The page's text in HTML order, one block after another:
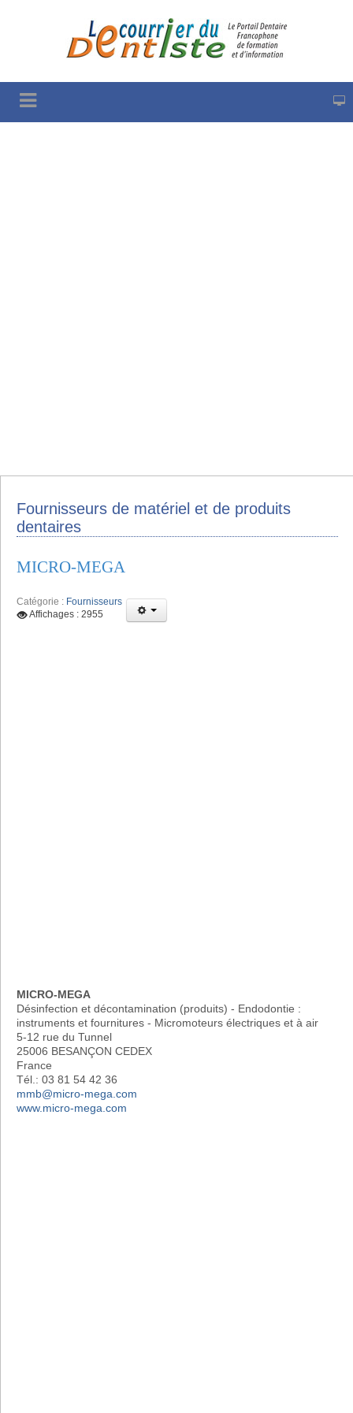
Fournisseurs de matériel et de produits
dentaires
MICRO-MEGA
Catégorie : Fournisseurs
Affichages : 2955
MICRO-MEGA
Désinfection et décontamination (produits) - Endodontie :
instruments et fournitures - Micromoteurs électriques et à air
5-12 rue du Tunnel
25006 BESANÇON CEDEX
France
Tél.: 03 81 54 42 36
mmb@micro-mega.com
www.micro-mega.com